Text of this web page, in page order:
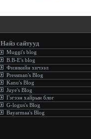
Найз сайтууд
Muggi's blog
B.B-E's blog
Физикийн хичээл
Pressman's Blog
Kanu's Blog
Juye's Blog
Гэгээн хайрын блог
G-logus's Blog
Bayarmaa's Blog